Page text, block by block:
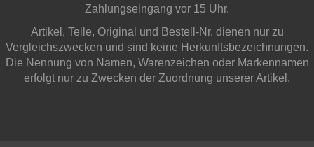
Zahlungseingang vor 15 Uhr.
Artikel, Teile, Original und Bestell-Nr. dienen nur zu
Vergleichszwecken und sind keine Herkunftsbezeichnungen.
Die Nennung von Namen, Warenzeichen oder Markennamen
erfolgt nur zu Zwecken der Zuordnung unserer Artikel.